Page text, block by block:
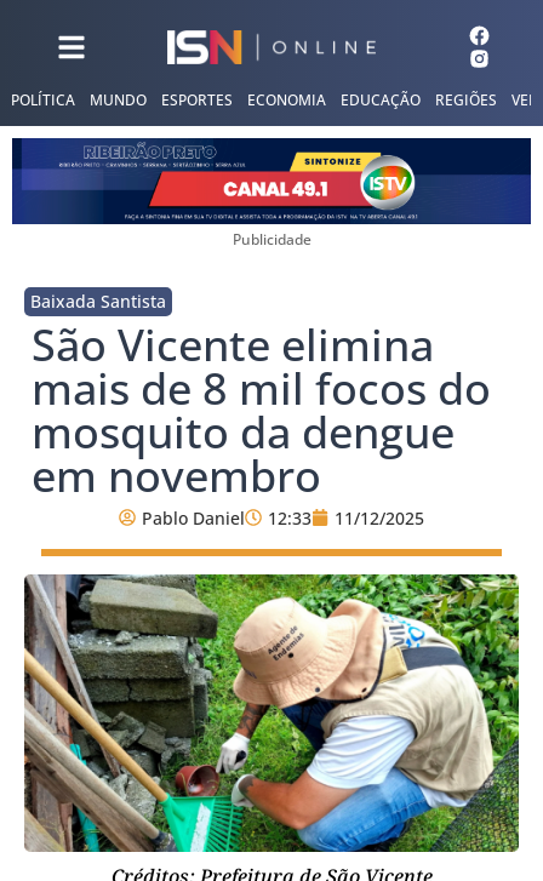
POLÍTICA MUNDO ESPORTES ECONOMIA EDUCAÇÃO REGIÕES
Publicidade
Baixada Santista
São Vicente elimina
mais de 8 mil focos do
mosquito da dengue
em novembro
Pablo Daniel 12:33 11/12/2025